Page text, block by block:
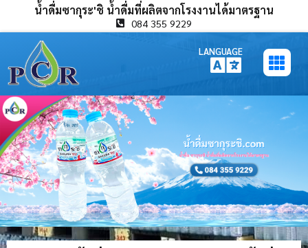
น้ำดื่มซากุระ'ชิ น้ำดื่มที่ผลิตจากโรงงานได้มาตรฐาน
084 355 9229
LANGUAGE